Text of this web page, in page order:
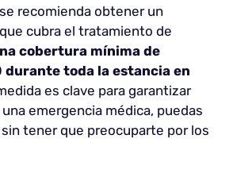
recomienda obtener un
cubra el tratamiento de
cobertura mínima de
durante toda la estancia en
es clave para garantizar
emergencia médica, puedas
tener que preocuparte por los